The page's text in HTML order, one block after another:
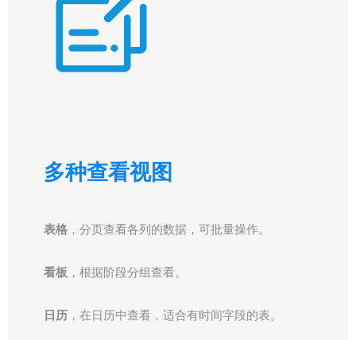
多种查看视图
表格 ，分页查看各列的数据，可批量操作。
看板 ，根据阶段分组查看。
日历 ，在日历中查看，适合有时间字段的表。